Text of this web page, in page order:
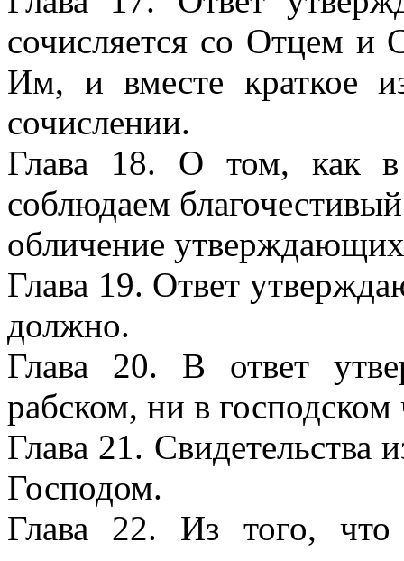
сочисляется со Отцем и
Им, и вместе краткое
сочислении.
Глава 18. О том, как в
соблюдаем
обличение
Глава 19. Ответ
должно.
Глава 20. В ответ
рабском, ни в
Глава 21.
Господом.
Глава 22. Из того,